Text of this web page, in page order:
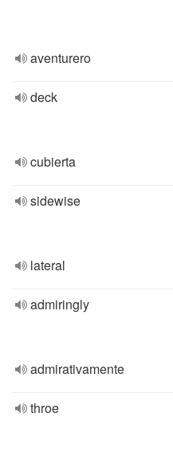
aventurero
deck
cubierta
sidewise
lateral
admiringly
admirativamente
throe